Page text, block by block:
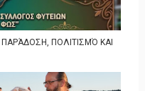
ΠΑΡΆΔΟΣΗ, ΠΟΛΙΤΙΣΜΌ ΚΑΙ